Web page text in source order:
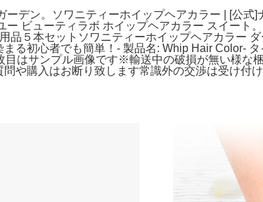
デン。ソワニティーホイップヘアカラー | [公
ビューティラボ ホイップヘアカラー スイート
品５本セットソワニティーホイップヘアカラー
る初心者でも簡単！- 製品名: Whip Hair Color-
はサンプル画像です※輸送中の破損が無い様な
や購入はお断り致します常識外の交渉は受け付